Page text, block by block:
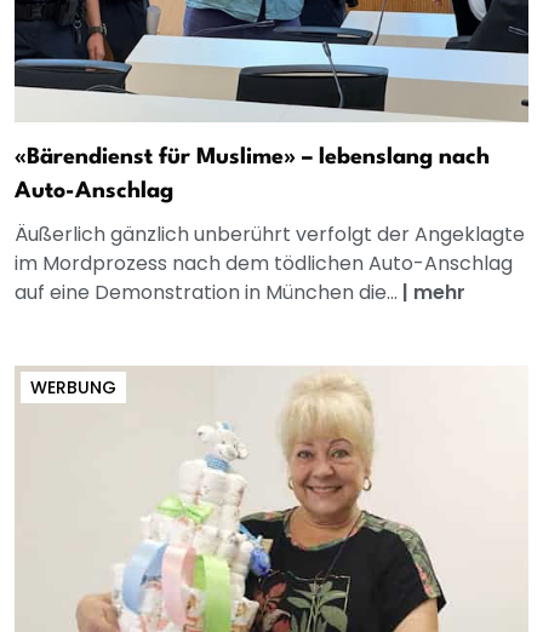
«Bärendienst für Muslime» – lebenslang nach
Auto-Anschlag
Äußerlich gänzlich unberührt verfolgt der Angeklagte
im Mordprozess nach dem tödlichen Auto-Anschlag
auf eine Demonstration in München die... | mehr
WERBUNG